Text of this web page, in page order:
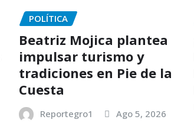
POLÍTICA
Beatriz Mojica plantea
impulsar turismo y
tradiciones en Pie de la
Cuesta
Reportegro1 Ago 5, 2026